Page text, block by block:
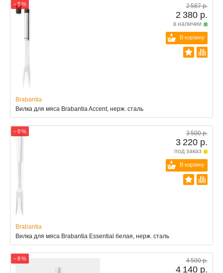
− 8 % 2 587 р.
2 380 р.
в наличии
В корзину
Brabantia
Вилка для мяса Brabantia Accent, нерж. сталь
− 8 % 3 500 р.
3 220 р.
под заказ
В корзину
Brabantia
Вилка для мяса Brabantia Essential белая, нерж. сталь
− 8 % 4 500 р.
4 140 р.